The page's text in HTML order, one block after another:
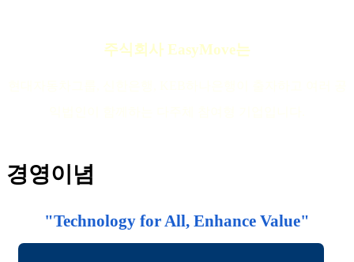
주식회사 EasyMove는
경영이념
"Technology for All, Enhance Value"